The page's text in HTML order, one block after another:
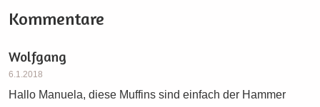
Kommentare
Wolfgang
6.1.2018
Hallo Manuela, diese Muffins sind einfach der Hammer